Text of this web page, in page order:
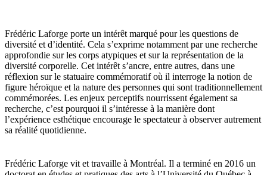
Frédéric Laforge porte un intérêt marqué pour les questions de
diversité et d’identité. Cela s’exprime notamment par une recherche
approfondie sur les corps atypiques et sur la représentation de la
diversité corporelle. Cet intérêt s’ancre, entre autres, dans une
réflexion sur le statuaire commémoratif où il interroge la notion de
figure héroïque et la nature des personnes qui sont traditionnellement
commémorées. Les enjeux perceptifs nourrissent également sa
recherche, c’est pourquoi il s’intéresse à la manière dont
l’expérience esthétique encourage le spectateur à observer autrement
sa réalité quotidienne.
Frédéric Laforge vit et travaille à Montréal. Il a terminé en 2016 un